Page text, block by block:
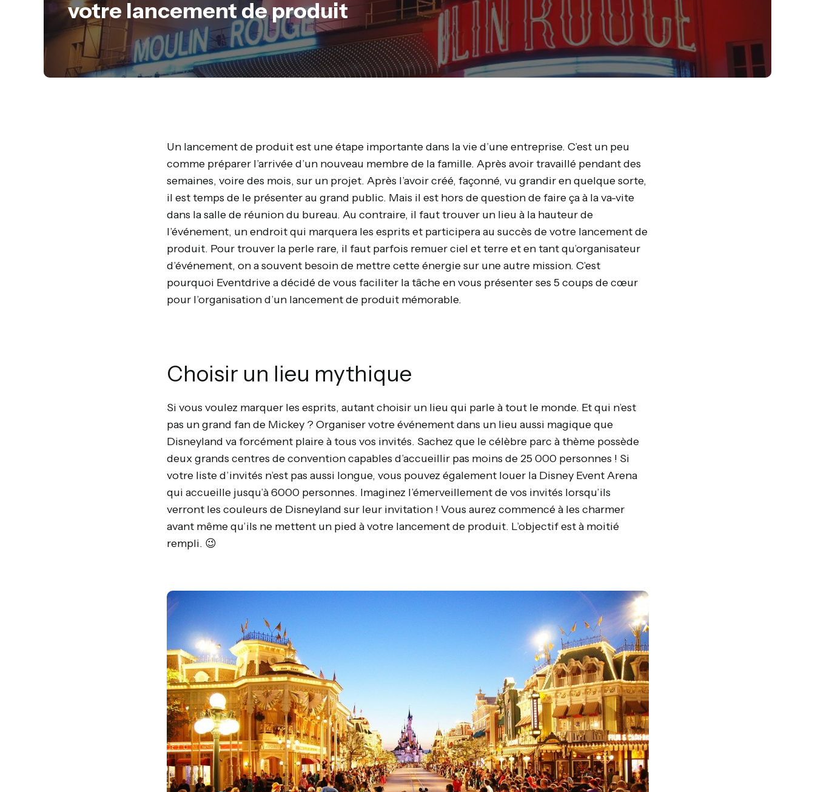
votre lancement de produit
Un lancement de produit est une étape importante dans la vie d’une entreprise. C’est un peu
comme préparer l’arrivée d’un nouveau membre de la famille. Après avoir travaillé pendant des
semaines, voire des mois, sur un projet. Après l’avoir créé, façonné, vu grandir en quelque sorte,
il est temps de le présenter au grand public. Mais il est hors de question de faire ça à la va-vite
dans la salle de réunion du bureau. Au contraire, il faut trouver un lieu à la hauteur de
l’événement, un endroit qui marquera les esprits et participera au succès de votre lancement de
produit. Pour trouver la perle rare, il faut parfois remuer ciel et terre et en tant qu’organisateur
d’événement, on a souvent besoin de mettre cette énergie sur une autre mission. C’est
pourquoi Eventdrive a décidé de vous faciliter la tâche en vous présenter ses 5 coups de cœur
pour l’organisation d’un lancement de produit mémorable.
Choisir un lieu mythique
Si vous voulez marquer les esprits, autant choisir un lieu qui parle à tout le monde. Et qui n’est
pas un grand fan de Mickey ? Organiser votre événement dans un lieu aussi magique que
Disneyland va forcément plaire à tous vos invités. Sachez que le célèbre parc à thème possède
deux grands centres de convention capables d’accueillir pas moins de 25 000 personnes ! Si
votre liste d’invités n’est pas aussi longue, vous pouvez également louer la Disney Event Arena
qui accueille jusqu’à 6000 personnes. Imaginez l’émerveillement de vos invités lorsqu’ils
verront les couleurs de Disneyland sur leur invitation ! Vous aurez commencé à les charmer
avant même qu’ils ne mettent un pied à votre lancement de produit. L’objectif est à moitié
rempli. 😉